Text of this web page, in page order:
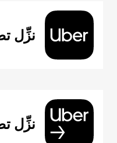
نزِّل
نزِّل